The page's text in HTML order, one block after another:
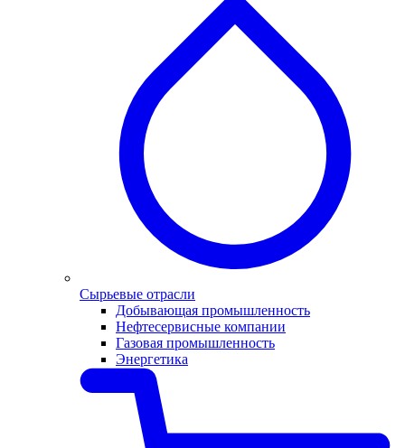
Сырьевые отрасли
Добывающая промышленность
Нефтесервисные компании
Газовая промышленность
Энергетика